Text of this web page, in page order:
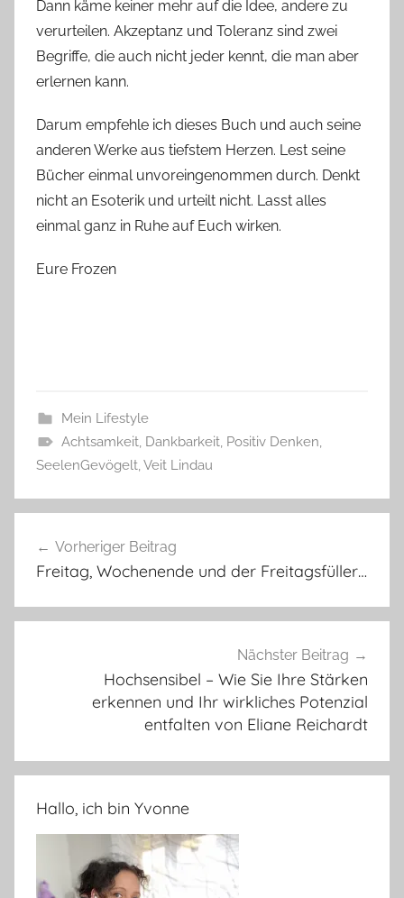
Dann käme keiner mehr auf die Idee, andere zu
verurteilen. Akzeptanz und Toleranz sind zwei
Begriffe, die auch nicht jeder kennt, die man aber
erlernen kann.
Darum empfehle ich dieses Buch und auch seine
anderen Werke aus tiefstem Herzen. Lest seine
Bücher einmal unvoreingenommen durch. Denkt
nicht an Esoterik und urteilt nicht. Lasst alles
einmal ganz in Ruhe auf Euch wirken.
Eure Frozen
Mein Lifestyle
Achtsamkeit, Dankbarkeit, Positiv Denken,
SeelenGevögelt,Veit Lindau
Vorheriger Beitrag
Freitag, Wochenende und der Freitagsfüller…
Nächster Beitrag
Hochsensibel – Wie Sie Ihre Stärken
erkennen und Ihr wirkliches Potenzial
entfalten von Eliane Reichardt
Hallo, ich bin Yvonne